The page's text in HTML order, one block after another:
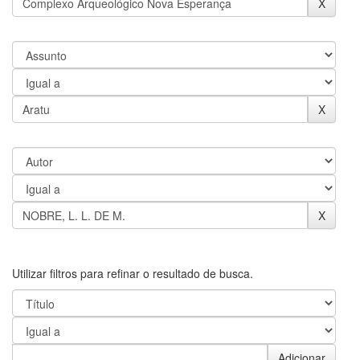
Utilizar filtros para refinar o resultado de busca.